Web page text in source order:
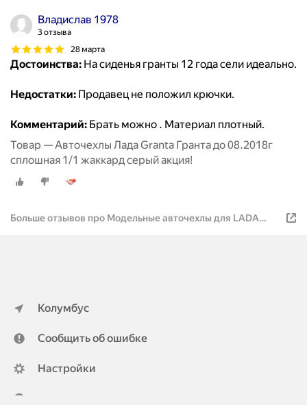
Владислав 1978
3 отзыва
28 марта
Достоинства: На сиденья гранты 12 года сели идеально.
Недостатки: Продавец не положил крючки.
Комментарий: Брать можно . Материал плотный.
Товар — Авточехлы Лада Granta Гранта до 08.2018г
сплошная 1/1 жаккард серый акция!
Больше отзывов про Модельные авточехлы для LADA
Колумбус
Сообщить об ошибке
Настройки